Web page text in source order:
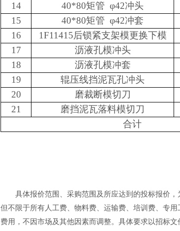
14
40*80矩管 φ42冲头
15
40*80矩管 φ42冲套
16
1F11415后锁紧支架模更换下模
17
沥液孔模冲头
18
沥液孔模冲套
19
辊压线挡泥瓦孔冲头
20
磨裁断模切刀
21
磨挡泥瓦落料模切刀
合计
具体报价范围、采购范围及所应达到的投标报价
但不限于所有人工费、物料费、运输费、培训费、专
费用，不因市场及其他因素而调整。具体要求以招标